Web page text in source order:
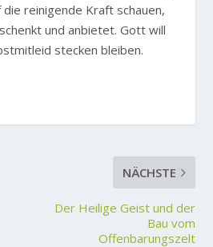
reinigende Kraft schauen,
und anbietet. Gott will
stecken bleiben.
NÄCHSTE
Der Heilige Geist und der
Bau vom
Offenbarungszelt